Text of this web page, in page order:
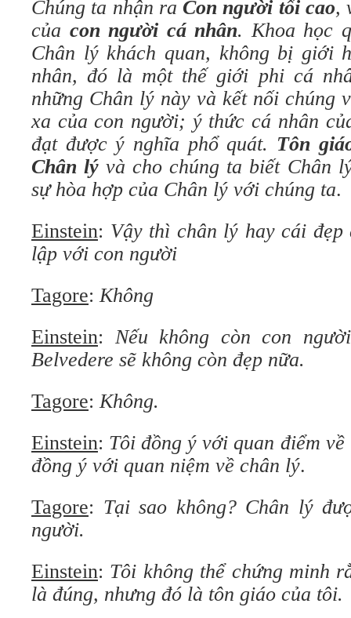
Chúng ta nhận ra Con người tối cao,
của con người cá nhân. Khoa học
Chân lý khách quan, không bị giới
nhân, đó là một thế giới phi cá
những Chân lý này và kết nối chúng
xa của con người; ý thức cá nhân
đạt được ý nghĩa phổ quát. Tôn
Chân lý và cho chúng ta biết Chân
sự hòa hợp của Chân lý với chúng ta.
Einstein: Vậy thì chân lý hay cái đẹp
lập với con người
Tagore:Không
Einstein: Nếu không còn con
Belvedere sẽ không còn đẹp nữa.
Tagore:Không.
Einstein: Tôi đồng ý với quan điểm
đồng ý với quan niệm về chân lý.
Tagore: Tại sao không? Chân lý
người.
Einstein: Tôi không thể chứng minh
là đúng, nhưng đó là tôn giáo của tôi.